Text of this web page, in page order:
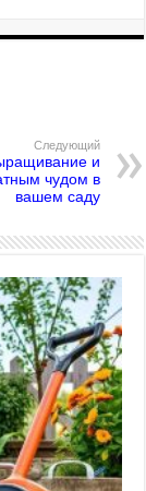
Следующий
и
чудом в
вашем саду